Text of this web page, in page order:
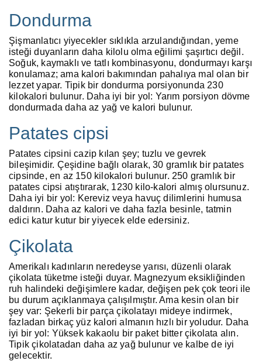
Dondurma
Şişmanlatıcı yiyecekler sıklıkla arzulandığından, yeme
isteği duyanların daha kilolu olma eğilimi şaşırtıcı değil.
Soğuk, kaymaklı ve tatlı kombinasyonu, dondurmayı karşı
konulamaz; ama kalori bakımından pahalıya mal olan bir
lezzet yapar. Tipik bir dondurma porsiyonunda 230
kilokalori bulunur. Daha iyi bir yol: Yarım porsiyon dövme
dondurmada daha az yağ ve kalori bulunur.
Patates cipsi
Patates cipsini cazip kılan şey; tuzlu ve gevrek
bileşimidir. Çeşidine bağlı olarak, 30 gramlık bir patates
cipsinde, en az 150 kilokalori bulunur. 250 gramlık bir
patates cipsi atıştırarak, 1230 kilo-kalori almış olursunuz.
Daha iyi bir yol: Kereviz veya havuç dilimlerini humusa
daldırın. Daha az kalori ve daha fazla besinle, tatmin
edici katur kutur bir yiyecek elde edersiniz.
Çikolata
Amerikalı kadınların neredeyse yarısı, düzenli olarak
çikolata tüketme isteği duyar. Magnezyum eksikliğinden
ruh halindeki değişimlere kadar, değişen pek çok teori ile
bu durum açıklanmaya çalışılmıştır. Ama kesin olan bir
şey var: Şekerli bir parça çikolatayı mideye indirmek,
fazladan birkaç yüz kalori almanın hızlı bir yoludur. Daha
iyi bir yol: Yüksek kakaolu bir paket bitter çikolata alın.
Tipik çikolatadan daha az yağ bulunur ve kalbe de iyi
gelecektir.